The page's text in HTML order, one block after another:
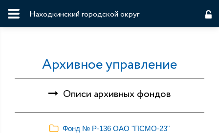
Находкинский городской округ
Архивное управление
Описи архивных фондов
Фонд № Р-136 ОАО "ПСМО-23"